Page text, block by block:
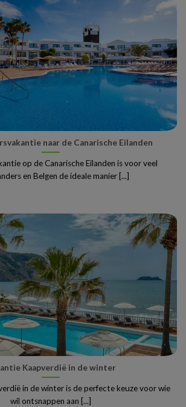
naar de Canarische Eilanden
op de Canarische Eilanden is voor veel
en Belgen de ideale manier [...]
Kaapverdië in de winter
in de winter is de perfecte keuze voor wie
wil ontsnappen aan [...]